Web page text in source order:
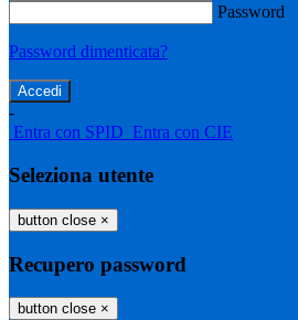
Password
Password dimenticata?
-
Entra con SPID Entra con CIE
Seleziona utente
button close ×
Recupero password
button close ×